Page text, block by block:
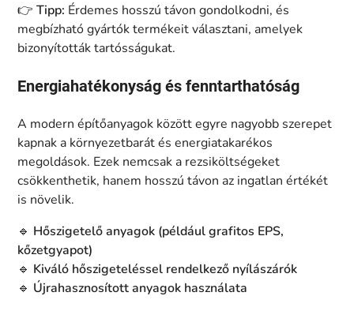
👉Tipp: Érdemes hosszú távon gondolkodni, és
megbízható gyártók termékeit választani, amelyek
bizonyították tartósságukat.
Energiahatékonyság és fenntarthatóság
A modern építőanyagok között egyre nagyobb szerepet
kapnak a környezetbarát és energiatakarékos
megoldások. Ezek nemcsak a rezsiköltségeket
csökkenthetik, hanem hosszú távon az ingatlan értékét
is növelik.
🔹 Hőszigetelő anyagok (például grafitos EPS,
kőzetgyapot)
🔹 Kiváló hőszigeteléssel rendelkező nyílászárók
🔹 Újrahasznosított anyagok használata